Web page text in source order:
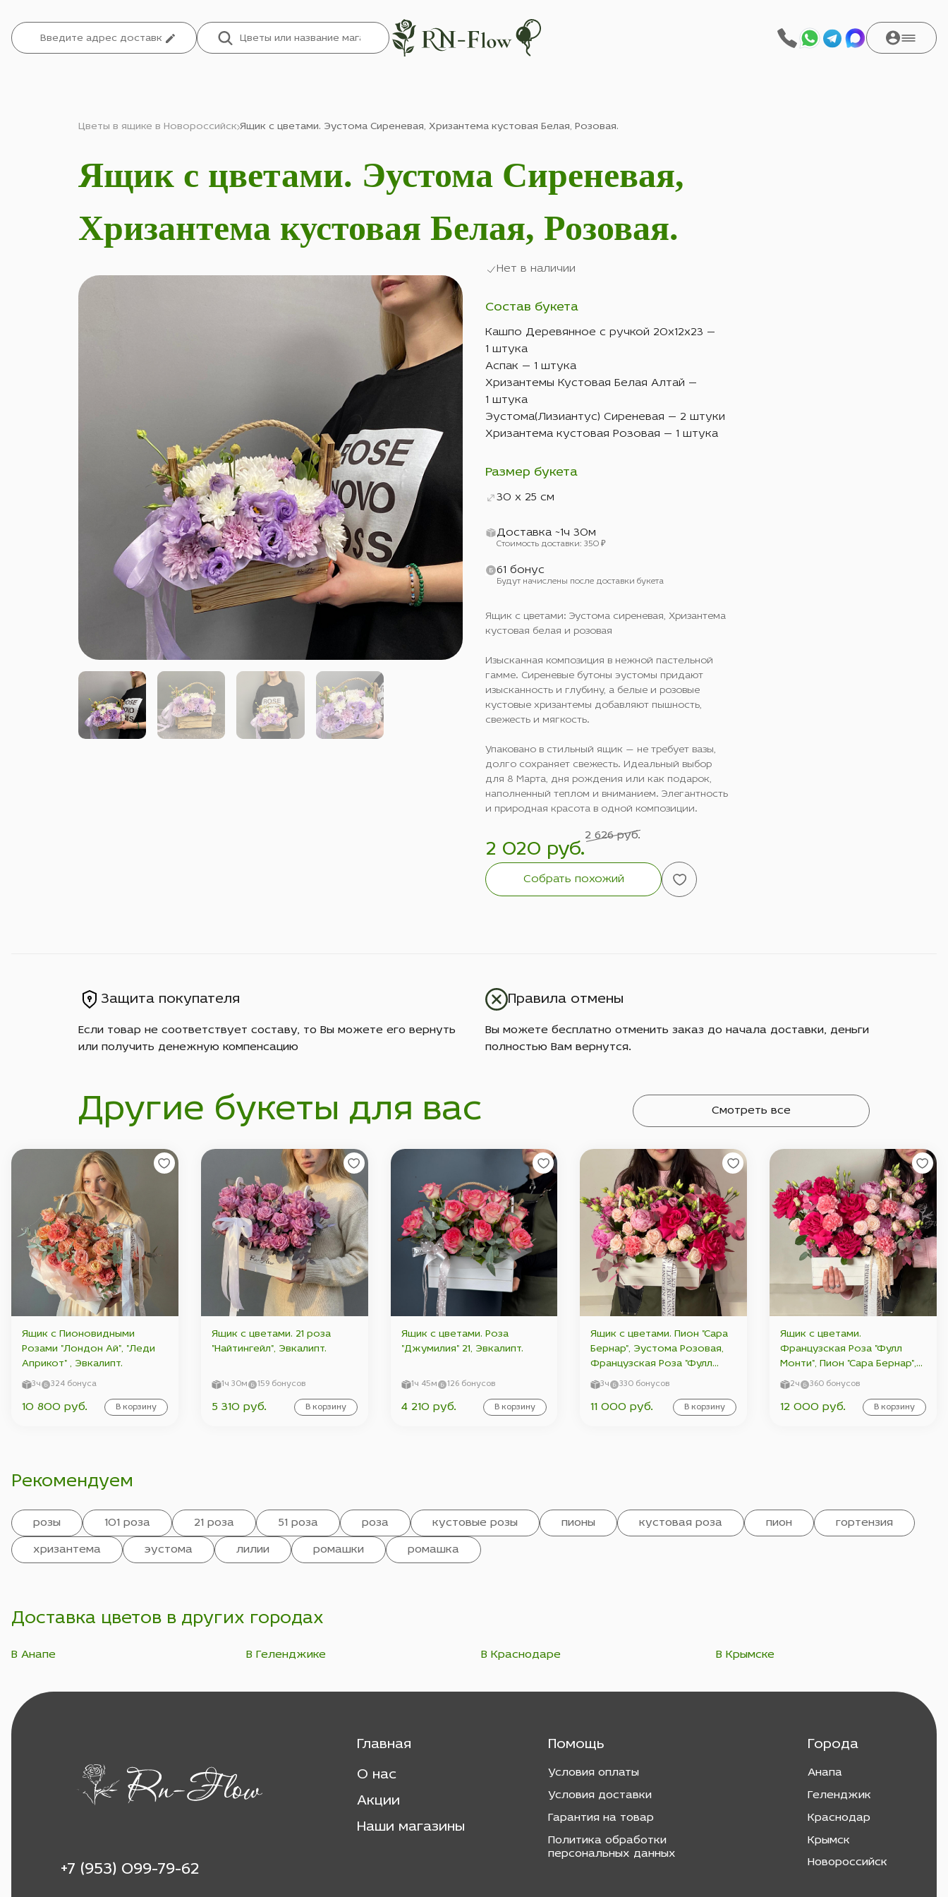
Цветы в ящике в Новороссийск Ящик с цветами. Эустома Сиреневая, Хризантема кустовая Белая, Розовая.
Ящик с цветами. Эустома Сиреневая,
Хризантема кустовая Белая, Розовая.
Нет в наличии
Состав букета
Кашпо Деревянное с ручкой 20х12х23 —
1 штука
Аспак — 1 штука
Хризантемы Кустовая Белая Алтай —
1 штука
Эустома(Лизиантус) Сиреневая — 2 штуки
Хризантема кустовая Розовая — 1 штука
Размер букета
30 x 25 см
Доставка ~1ч 30м
Стоимость доставки: 350 ₽
61 бонус
Будут начислены после доставки букета
Ящик с цветами: Эустома сиреневая, Хризантема
кустовая белая и розовая
Изысканная композиция в нежной пастельной
гамме. Сиреневые бутоны эустомы придают
изысканность и глубину, а белые и розовые
кустовые хризантемы добавляют пышность,
свежесть и мягкость.
Упаковано в стильный ящик — не требует вазы,
долго сохраняет свежесть. Идеальный выбор
для 8 Марта, дня рождения или как подарок,
наполненный теплом и вниманием. Элегантность
и природная красота в одной композиции.
2 020 руб.
2 626 руб.
Собрать похожий
Защита покупателя
Если товар не соответствует составу, то Вы можете его вернуть
или получить денежную компенсацию
Правила отмены
Вы можете бесплатно отменить заказ до начала доставки, деньги
полностью Вам вернутся.
Другие букеты для вас Смотреть все
Ящик с Пионовидными
Розами "Лондон Ай", "Леди
Априкот" , Эвкалипт.
3ч 324 бонуса
10 800 руб. В корзину
Ящик с цветами. 21 роза
"Найтингейл", Эвкалипт.
1ч 30м 159 бонусов
5 310 руб. В корзину
Ящик с цветами. Роза
"Джумилия" 21, Эвкалипт.
1ч 45м 126 бонусов
4 210 руб. В корзину
Ящик с цветами. Пион "Сара
Бернар", Эустома Розовая,
Французская Роза "Фулл
Монти", Пионовидная
Эвкалипт.
3ч 330 бонусов
11 000 руб. В корзину
Ящик с цветами.
Французская Роза "Фулл
Монти", Пион "Сара Бернар",
Роза Кустовая Пионовидная
Розовая, Гвоздика (Диантус)
2ч 360 бонусов
12 000 руб. В корзину
Рекомендуем
розы 101 роза 21 роза 51 роза роза кустовые розы пионы кустовая роза пион гортензия
хризантема эустома лилии ромашки ромашка
Доставка цветов в других городах
В Анапе В Геленджике В Краснодаре В Крымске
+7 (953) 099-79-62
Главная
О нас
Акции
Наши магазины
Помощь
Условия оплаты
Условия доставки
Гарантия на товар
Политика обработки
персональных данных
Города
Анапа
Геленджик
Краснодар
Крымск
Новороссийск